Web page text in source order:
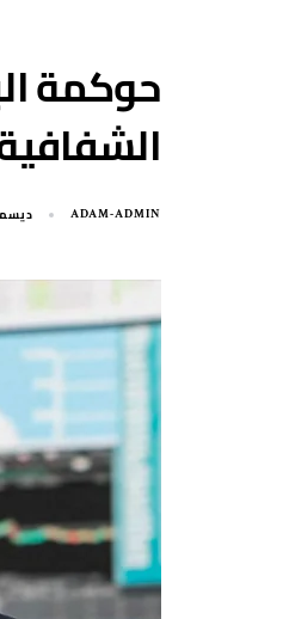
حوكمة
ADAM-ADMIN ديسمبر 7,